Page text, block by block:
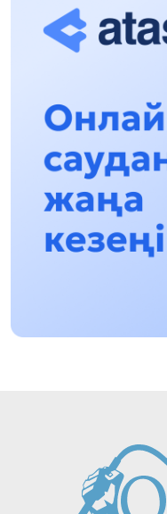
17:31, 31 Shilde 2026
13:13, 30 Shilde 2026
Asqat Asylbekov:
kerek!
12:01, 28 Shilde 2026
Abzal Dostıar:
túrmesine
16:15, 27 Shilde 2026
Eńbek adamyna
oblysynyń ákimi